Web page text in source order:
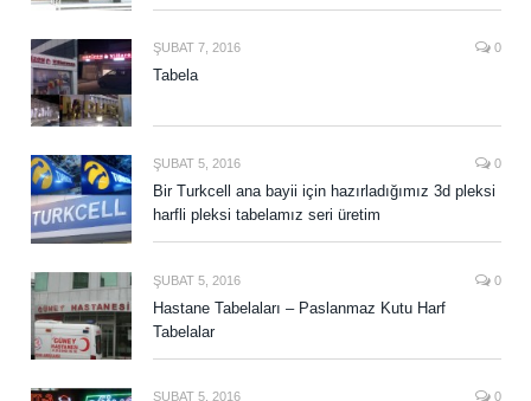
ŞUBAT 7, 2016 0
Tabela
ŞUBAT 5, 2016 0
Bir Turkcell ana bayii için hazırladığımız 3d pleksi
harfli pleksi tabelamız seri üretim
ŞUBAT 5, 2016 0
Hastane Tabelaları – Paslanmaz Kutu Harf
Tabelalar
ŞUBAT 5, 2016 0